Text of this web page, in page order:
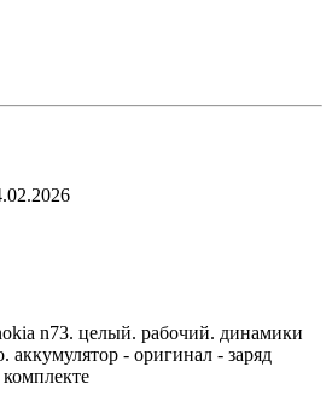
n73. целый. рабочий. динамики
аккумулятор - оригинал - заряд